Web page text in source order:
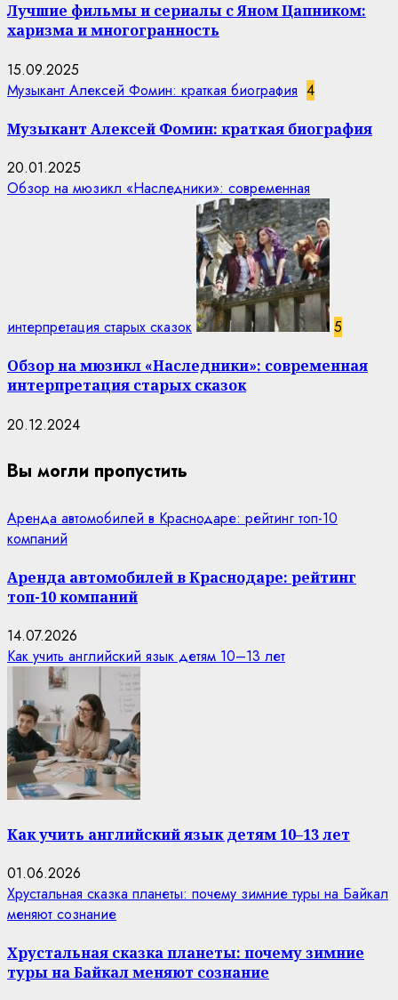
Лучшие фильмы и сериалы с Яном Цапником:
харизма и многогранность
15.09.2025
Музыкант Алексей Фомин: краткая биография 4
Музыкант Алексей Фомин: краткая биография
20.01.2025
Обзор на мюзикл «Наследники»: современная
интерпретация старых сказок 5
Обзор на мюзикл «Наследники»: современная
интерпретация старых сказок
20.12.2024
Вы могли пропустить
Аренда автомобилей в Краснодаре: рейтинг топ-10
компаний
Аренда автомобилей в Краснодаре: рейтинг
топ-10 компаний
14.07.2026
Как учить английский язык детям 10–13 лет
Как учить английский язык детям 10–13 лет
01.06.2026
Хрустальная сказка планеты: почему зимние туры на Байкал
меняют сознание
Хрустальная сказка планеты: почему зимние
туры на Байкал меняют сознание